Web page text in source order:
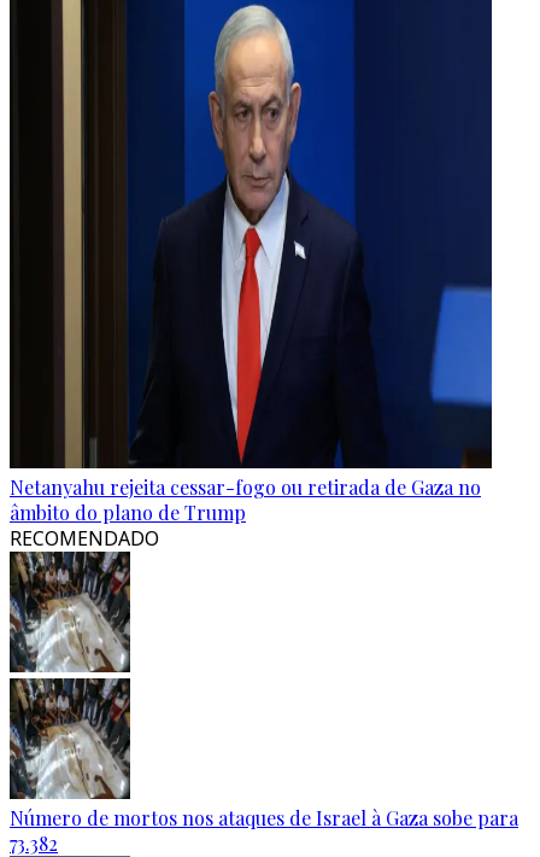
Netanyahu rejeita cessar-fogo ou retirada de Gaza no
âmbito do plano de Trump
RECOMENDADO
Número de mortos nos ataques de Israel à Gaza sobe para
73.382